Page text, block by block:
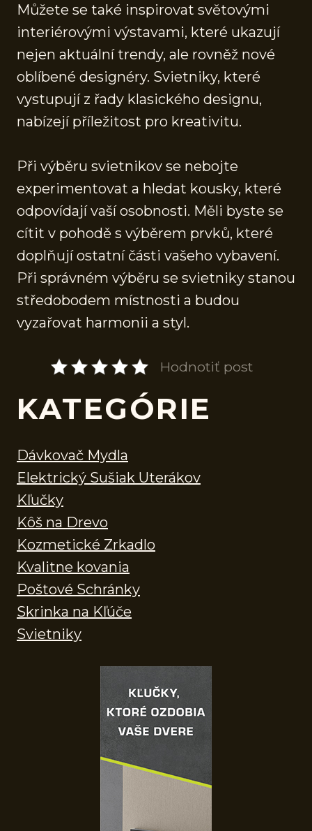
Můžete se také inspirovat světovými
interiérovými výstavami, které ukazují
nejen aktuální trendy, ale rovněž nové
oblíbené designéry. Svietniky, které
vystupují z řady klasického designu,
nabízejí příležitost pro kreativitu.
Při výběru svietnikov se nebojte
experimentovat a hledat kousky, které
odpovídají vaší osobnosti. Měli byste se
cítit v pohodě s výběrem prvků, které
doplňují ostatní části vašeho vybavení.
Při správném výběru se svietniky stanou
středobodem místnosti a budou
vyzařovat harmonii a styl.
Hodnotiť post
KATEGÓRIE
Dávkovač Mydla
Elektrický Sušiak Uterákov
Kľučky
Kôš na Drevo
Kozmetické Zrkadlo
Kvalitne kovania
Poštové Schránky
Skrinka na Kľúče
Svietniky